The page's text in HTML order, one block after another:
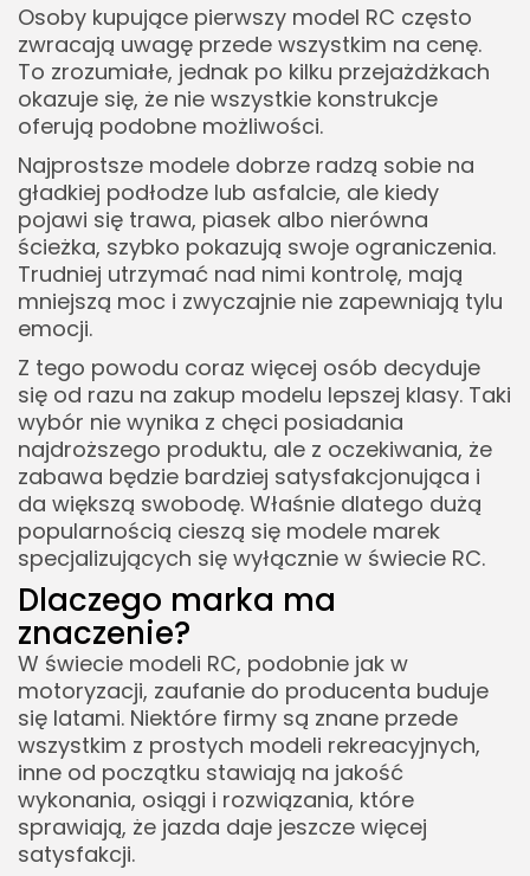
Osoby kupujące pierwszy model RC często
zwracają uwagę przede wszystkim na cenę.
To zrozumiałe, jednak po kilku przejażdżkach
okazuje się, że nie wszystkie konstrukcje
oferują podobne możliwości.
Najprostsze modele dobrze radzą sobie na
gładkiej podłodze lub asfalcie, ale kiedy
pojawi się trawa, piasek albo nierówna
ścieżka, szybko pokazują swoje ograniczenia.
Trudniej utrzymać nad nimi kontrolę, mają
mniejszą moc i zwyczajnie nie zapewniają tylu
emocji.
Z tego powodu coraz więcej osób decyduje
się od razu na zakup modelu lepszej klasy. Taki
wybór nie wynika z chęci posiadania
najdroższego produktu, ale z oczekiwania, że
zabawa będzie bardziej satysfakcjonująca i
da większą swobodę. Właśnie dlatego dużą
popularnością cieszą się modele marek
specjalizujących się wyłącznie w świecie RC.
Dlaczego marka ma
znaczenie?
W świecie modeli RC, podobnie jak w
motoryzacji, zaufanie do producenta buduje
się latami. Niektóre firmy są znane przede
wszystkim z prostych modeli rekreacyjnych,
inne od początku stawiają na jakość
wykonania, osiągi i rozwiązania, które
sprawiają, że jazda daje jeszcze więcej
satysfakcji.